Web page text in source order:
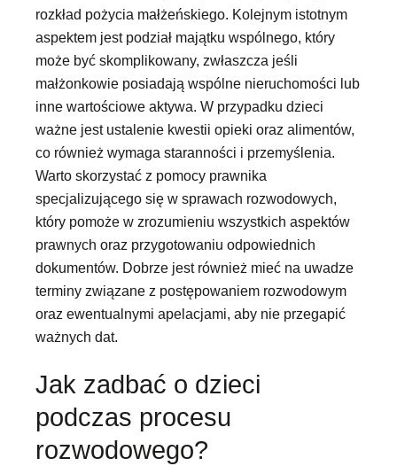
rozkład pożycia małżeńskiego. Kolejnym istotnym
aspektem jest podział majątku wspólnego, który
może być skomplikowany, zwłaszcza jeśli
małżonkowie posiadają wspólne nieruchomości lub
inne wartościowe aktywa. W przypadku dzieci
ważne jest ustalenie kwestii opieki oraz alimentów,
co również wymaga staranności i przemyślenia.
Warto skorzystać z pomocy prawnika
specjalizującego się w sprawach rozwodowych,
który pomoże w zrozumieniu wszystkich aspektów
prawnych oraz przygotowaniu odpowiednich
dokumentów. Dobrze jest również mieć na uwadze
terminy związane z postępowaniem rozwodowym
oraz ewentualnymi apelacjami, aby nie przegapić
ważnych dat.
Jak zadbać o dzieci
podczas procesu
rozwodowego?